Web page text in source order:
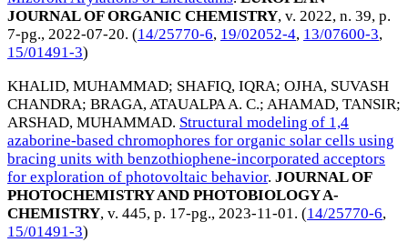
JOURNAL OF ORGANIC CHEMISTRY, v. 2022, n. 39, p.
7-pg., 2022-07-20. (14/25770-6, 19/02052-4, 13/07600-3,
15/01491-3)
KHALID, MUHAMMAD; SHAFIQ, IQRA; OJHA, SUVASH
CHANDRA; BRAGA, ATAUALPA A. C.; AHAMAD, TANSIR;
ARSHAD, MUHAMMAD. Structural modeling of 1,4
azaborine-based chromophores for organic solar cells using
bracing units with benzothiophene-incorporated acceptors
for exploration of photovoltaic behavior. JOURNAL OF
PHOTOCHEMISTRY AND PHOTOBIOLOGY A-
CHEMISTRY, v. 445, p. 17-pg., 2023-11-01. (14/25770-6,
15/01491-3)